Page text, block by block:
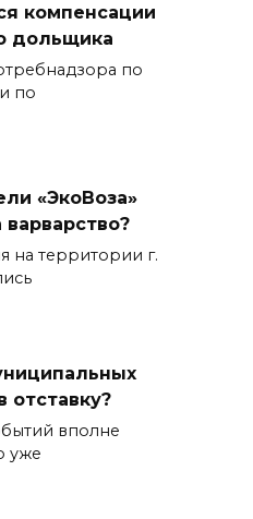
компенсации
дольщика
по
по
«ЭкоВоза»
на территории г.
отставку?
вполне
уже